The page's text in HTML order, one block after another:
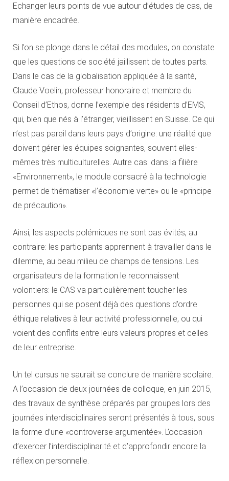
Echanger leurs points de vue autour d’études de cas, de
manière encadrée.
Si l’on se plonge dans le détail des modules, on constate
que les questions de société jaillissent de toutes parts.
Dans le cas de la globalisation appliquée à la santé,
Claude Voelin, professeur honoraire et membre du
Conseil d’Ethos, donne l’exemple des résidents d’EMS,
qui, bien que nés à l’étranger, vieillissent en Suisse. Ce qui
n’est pas pareil dans leurs pays d’origine: une réalité que
doivent gérer les équipes soignantes, souvent elles-
mêmes très multiculturelles. Autre cas: dans la filière
«Environnement», le module consacré à la technologie
permet de thématiser «l’économie verte» ou le «principe
de précaution».
Ainsi, les aspects polémiques ne sont pas évités, au
contraire: les participants apprennent à travailler dans le
dilemme, au beau milieu de champs de tensions. Les
organisateurs de la formation le reconnaissent
volontiers: le CAS va particulièrement toucher les
personnes qui se posent déjà des questions d’ordre
éthique relatives à leur activité professionnelle, ou qui
voient des conflits entre leurs valeurs propres et celles
de leur entreprise.
Un tel cursus ne saurait se conclure de manière scolaire.
A l’occasion de deux journées de colloque, en juin 2015,
des travaux de synthèse préparés par groupes lors des
journées interdisciplinaires seront présentés à tous, sous
la forme d’une «controverse argumentée». L’occasion
d’exercer l’interdisciplinarité et d’approfondir encore la
réflexion personnelle.